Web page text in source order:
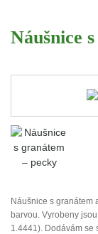
Náušnice
Náušnice s granátem
barvou. Vyrobeny
1.4441). Dodávám se